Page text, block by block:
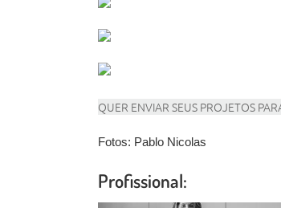
QUER ENVIAR SEUS PROJETOS
Fotos: Pablo Nicolas
Profissional: